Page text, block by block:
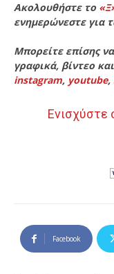
Ακολουθήστε το
ενημερώνεστε για
Μπορείτε επίσης
γραφικά, βίντεο
instagram, youtube,
Ενισχύστε
Facebook